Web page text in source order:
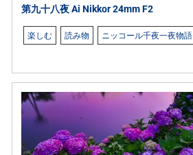
第九十八夜 Ai Nikkor 24mm F2
楽しむ 読み物 ニッコール千夜一夜物語